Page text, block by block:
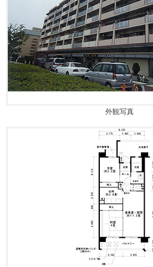
外観写真